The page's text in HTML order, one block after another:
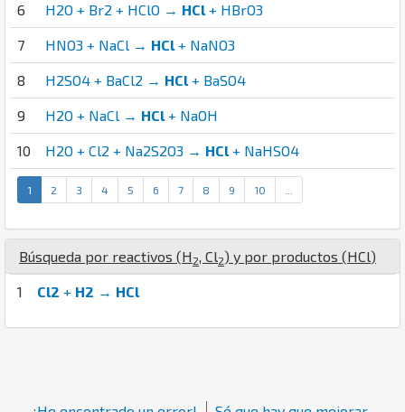
6 H2O + Br2 + HClO → HCl+ HBrO3
7 HNO3 + NaCl → HCl+ NaNO3
8 H2SO4 + BaCl2 → HCl+ BaSO4
9 H2O + NaCl → HCl+ NaOH
10 H2O + Cl2 + Na2S2O3 → HCl+ NaHSO4
1 2 3 4 5 6 7 8 9 10
Búsqueda por reactivos (H 2, Cl2) y por productos (HCl)
1 Cl2 + H2 → HCl